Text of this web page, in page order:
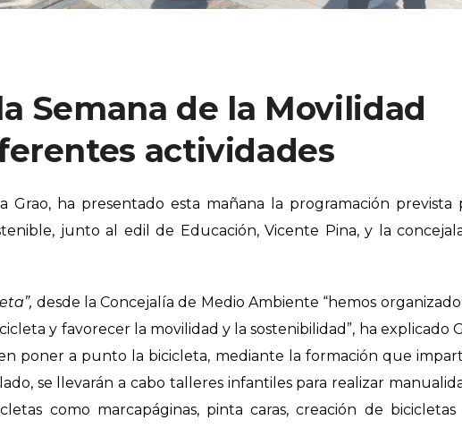
Semana de la Movilidad
actividades
Grao, ha presentado esta mañana la programación prevista
junto al edil de Educación, Vicente Pina, y la
desde la Concejalía de Medio Ambiente “hemos
y favorecer la movilidad y la sostenibilidad”, ha explicado
poner a punto la bicicleta, mediante la formación que
se llevarán a cabo talleres infantiles para realizar
como marcapáginas, pinta caras, creación de bicicletas